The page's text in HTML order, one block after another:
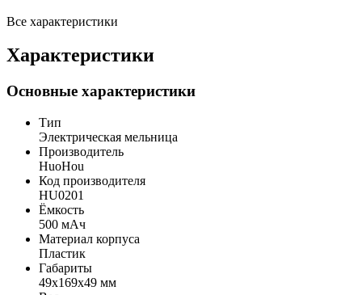
Все характеристики
Характеристики
Основные характеристики
Тип
Электрическая мельница
Производитель
HuoHou
Код производителя
HU0201
Ёмкость
500 мАч
Материал корпуса
Пластик
Габариты
49x169x49 мм